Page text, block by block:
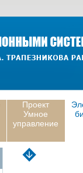
Проект
Умное
управление